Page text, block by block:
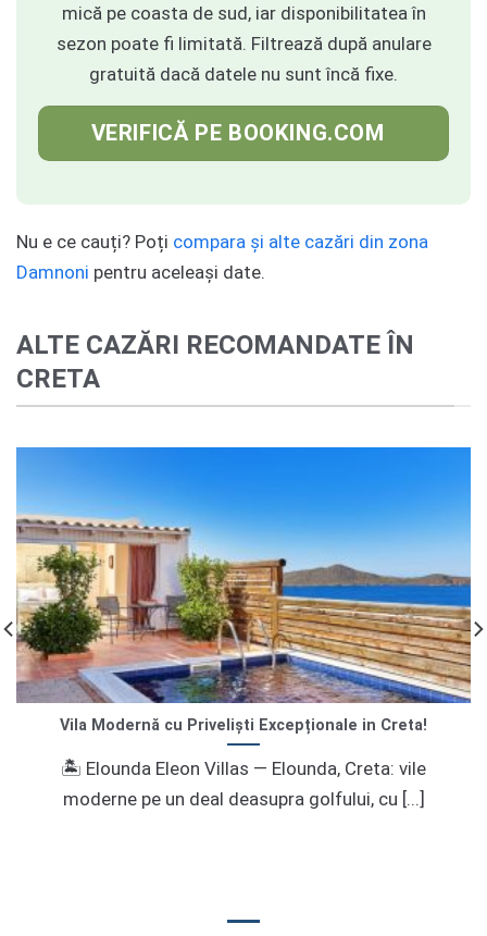
mică pe coasta de sud, iar disponibilitatea în
sezon poate fi limitată. Filtrează după anulare
gratuită dacă datele nu sunt încă fixe.
VERIFICĂ PE BOOKING.COM
Nu e ce cauți? Poți compara și alte cazări din zona
Damnoni pentru aceleași date.
ALTE CAZĂRI RECOMANDATE ÎN
CRETA
Vila Modernă cu Priveliști Excepționale in Creta!
🏝️ Elounda Eleon Villas — Elounda, Creta: vile
moderne pe un deal deasupra golfului, cu [...]